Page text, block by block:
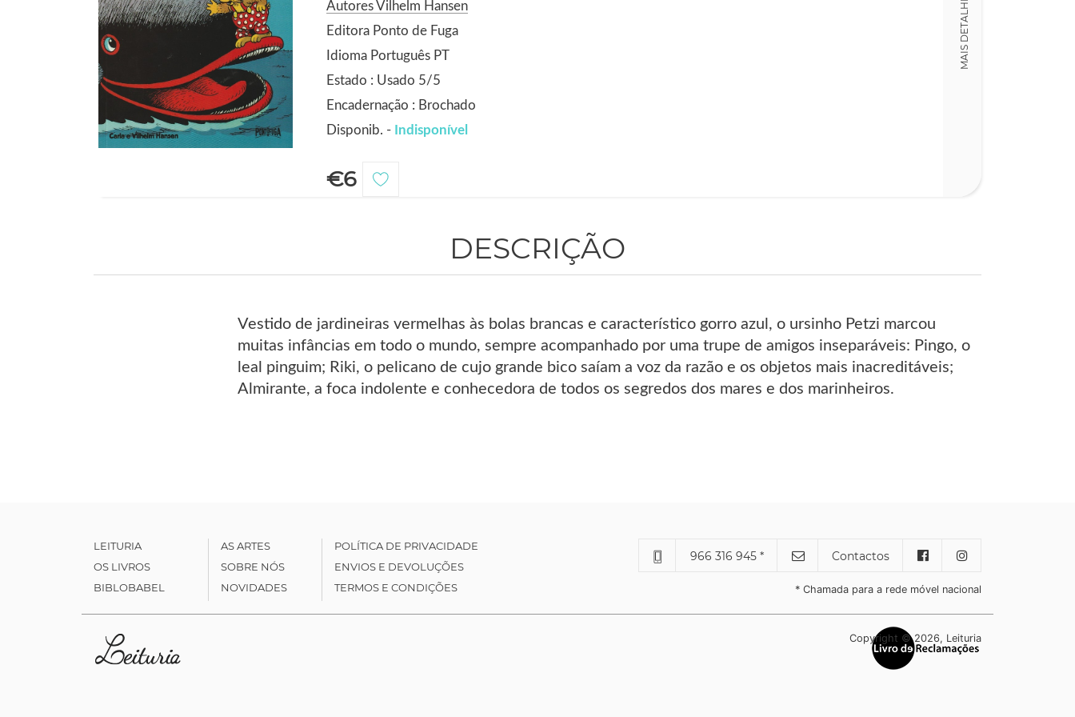
Autores Vilhelm Hansen
Editora Ponto de Fuga
Idioma Português PT
Estado : Usado 5/5
Encadernação : Brochado
Disponib. - Indisponível
€6
MAIS DETALHES
DESCRIÇÃO
Vestido de jardineiras vermelhas às bolas brancas e característico gorro azul, o ursinho Petzi marcou
muitas infâncias em todo o mundo, sempre acompanhado por uma trupe de amigos inseparáveis: Pingo, o
leal pinguim; Riki, o pelicano de cujo grande bico saíam a voz da razão e os objetos mais inacreditáveis;
Almirante, a foca indolente e conhecedora de todos os segredos dos mares e dos marinheiros.
LEITURIA
OS LIVROS
BIBLOBABEL
AS ARTES
SOBRE NÓS
NOVIDADES
POLÍTICA DE PRIVACIDADE
ENVIOS E DEVOLUÇÕES
TERMOS E CONDIÇÕES
966 316 945 * Contactos
* Chamada para a rede móvel nacional
Copyright © 2026, Leituria